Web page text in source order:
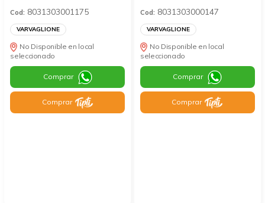
Cod: 8031303001175
VARVAGLIONE
No Disponible en local
seleccionado
Comprar
Comprar
Cod: 8031303000147
VARVAGLIONE
No Disponible en local
seleccionado
Comprar
Comprar